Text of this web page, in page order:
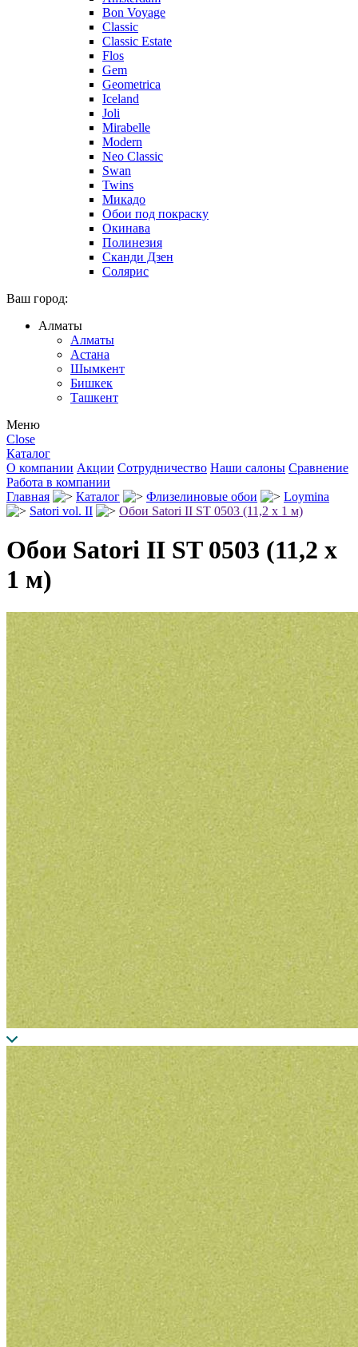
Bon Voyage
Classic
Classic Estate
Flos
Gem
Geometrica
Iceland
Joli
Mirabelle
Modern
Neo Classic
Swan
Twins
Микадо
Обои под покраску
Окинава
Полинезия
Сканди Дзен
Солярис
Ваш город:
Алматы
Алматы
Астана
Шымкент
Бишкек
Ташкент
Меню
Close
Каталог
О компании Акции Сотрудничество Наши салоны Сравнение
Работа в компании
Главная
Каталог Флизелиновые обои
Loymina
Satori vol. II
Обои Satori II ST 0503 (11,2 х 1 м)
Обои Satori II ST 0503 (11,2 х
1 м)